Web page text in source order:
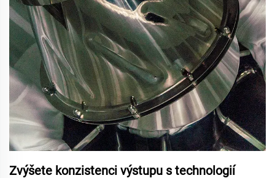
Zvýšete konzistenci výstupu s technologií